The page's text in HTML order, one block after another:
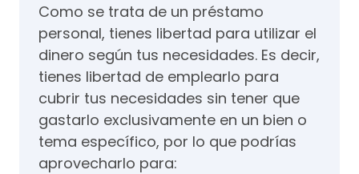
Como se trata de un préstamo
personal, tienes libertad para utilizar el
dinero según tus necesidades. Es decir,
tienes libertad de emplearlo para
cubrir tus necesidades sin tener que
gastarlo exclusivamente en un bien o
tema específico, por lo que podrías
aprovecharlo para: